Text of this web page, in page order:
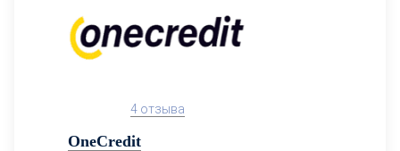
4 отзыва
OneCredit